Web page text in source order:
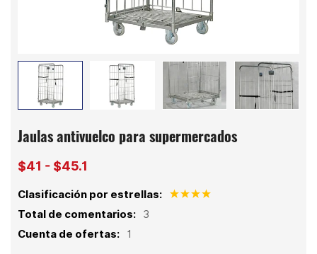
Jaulas antivuelco para supermercados
$41 - $45.1
Clasificación por estrellas:
Total de comentarios: 3
Cuenta de ofertas: 1